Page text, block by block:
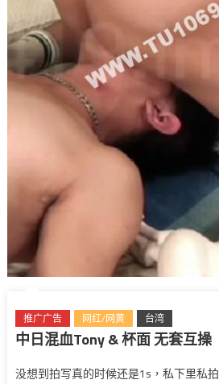
推广广告 网红/网黄 台湾
中日混血Tony & 杯面 无套互操
没想到拍写真的时候还是1s，私下里私